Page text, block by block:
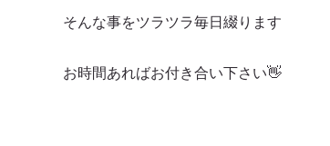
そんな事をツラツラ毎日綴ります
お時間あればお付き合い下さい👋